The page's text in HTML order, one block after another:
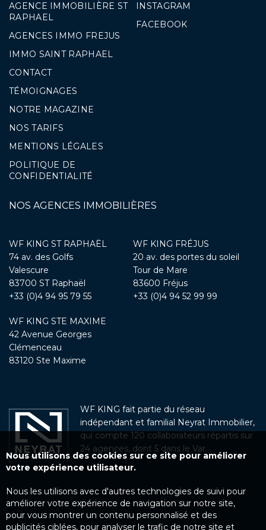
AGENCE IMMOBILIÈRE ST
RAPHAEL
AGENCES IMMO FREJUS
IMMO SAINT RAPHAEL
CONTACT
TÉMOIGNAGES
NOTRE MAGAZINE
NOS TARIFS
MENTIONS LÉGALES
POLITIQUE DE
CONFIDENTIALITÉ
INSTAGRAM
FACEBOOK
NOS AGENCES IMMOBILIÈRES
WF KING ST RAPHAËL
74 av. des Golfs
Valescure
83700 ST Raphaël
+33 (0)4 94 95 79 55
WF KING FRÉJUS
20 av. des portes du soleil
Tour de Mare
83600 Fréjus
+33 (0)4 94 52 99 99
WF KING STE MAXIME
42 Avenue Georges
Clémenceau
83120 Ste Maxime
WF KING fait partie du réseau
indépendant et familial Neyrat Immobilier,
qui compte 120 collaborateurs répartis sur
24 agences, dont 5 dans le Var.
Nous utilisons des cookies sur ce site pour améliorer
votre expérience utilisateur.
Nous les utilisons avec d'autres technologies de suivi pour
améliorer votre expérience de navigation sur notre site,
pour vous montrer un contenu personnalisé et des
publicités ciblées, pour analyser le trafic de notre site et